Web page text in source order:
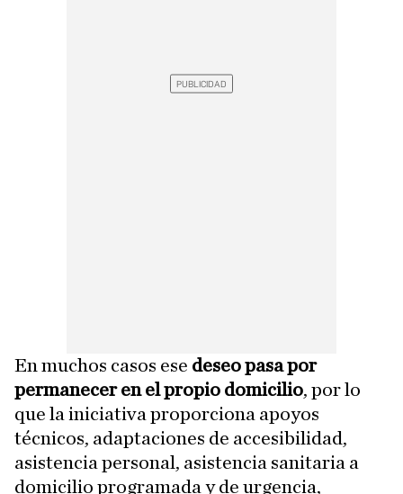
En muchos casos ese deseo pasa por
permanecer en el propio domicilio, por lo
que la iniciativa proporciona apoyos
técnicos, adaptaciones de accesibilidad,
asistencia personal, asistencia sanitaria a
domicilio programada y de urgencia,